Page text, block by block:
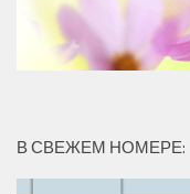
В СВЕЖЕМ НОМЕРЕ: